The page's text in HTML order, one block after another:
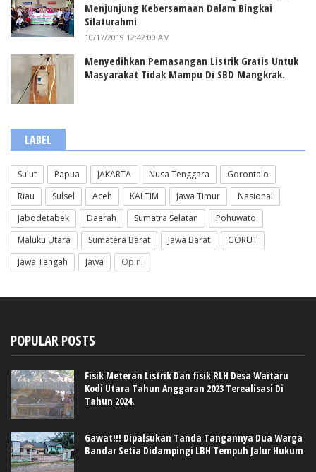
Menjunjung Kebersamaan Dalam Bingkai
Silaturahmi
10/17/2019 12:42:00 AM
Menyedihkan Pemasangan Listrik Gratis Untuk
Masyarakat Tidak Mampu Di SBD Mangkrak.
LABEL
Sulut Papua JAKARTA Nusa Tenggara
Gorontalo
Riau
Sulsel Aceh KALTIM Jawa Timur
Nasional
Jabodetabek
Daerah Sumatra Selatan
Pohuwato
Maluku Utara
Sumatera Barat Jawa Barat
GORUT
Jawa Tengah
Jawa Opini
POPULAR POSTS
Fisik Meteran Listrik Dan fisik RLH Desa Waitaru
Kodi Utara Tahun Anggaran 2023 Terealisasi Di
Tahun 2024.
Gawat!!! Dipalsukan Tanda Tangannya Dua Warga
Bandar Setia Didampingi LBH Tempuh Jalur Hukum